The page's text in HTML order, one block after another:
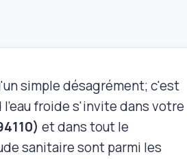
simple désagrément; c'est
froide s'invite dans votre
et dans tout le
sanitaire sont parmi les